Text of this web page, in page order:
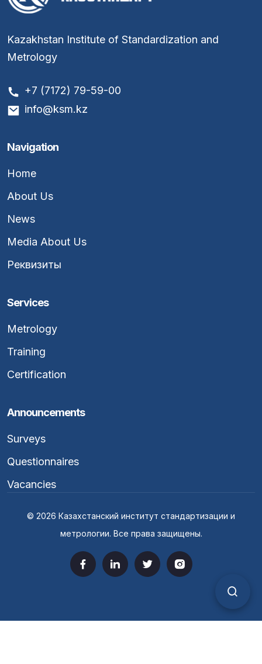
Kazakhstan Institute of Standardization and
Metrology
+7 (7172) 79-59-00
info@ksm.kz
Navigation
Home
About Us
News
Media About Us
Реквизиты
Services
Metrology
Training
Certification
Announcements
Surveys
Questionnaires
Vacancies
© 2026 Казахстанский институт стандартизации и
метрологии. Все права защищены.